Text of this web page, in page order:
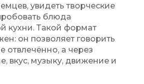
увидеть творческие
блюда
кухни. Такой формат
он позволяет говорить
отвлечённо, а через
вкус, музыку, движение и